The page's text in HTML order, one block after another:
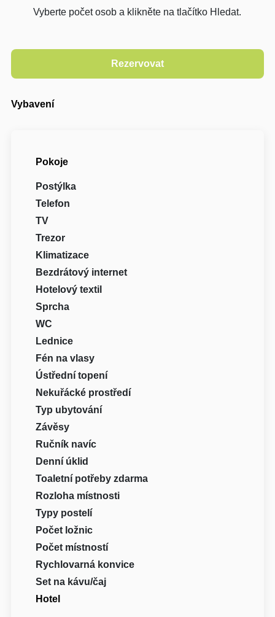
Vyberte počet osob a klikněte na tlačítko Hledat.
Vybavení
Pokoje
Postýlka
Telefon
TV
Trezor
Klimatizace
Bezdrátový internet
Hotelový textil
Sprcha
WC
Lednice
Fén na vlasy
Ústřední topení
Nekuřácké prostředí
Typ ubytování
Závěsy
Ručník navíc
Denní úklid
Toaletní potřeby zdarma
Rozloha místnosti
Typy postelí
Počet ložnic
Počet místností
Rychlovarná konvice
Set na kávu/čaj
Hotel